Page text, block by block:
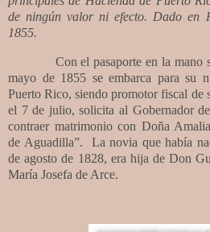
de ningún valor ni efecto. Dado en
1855.
Con el pasaporte en la mano
mayo de 1855 se embarca para su
Puerto Rico, siendo promotor fiscal de
el 7 de julio, solicita al Gobernador
contraer matrimonio con Doña
de Aguadilla”.
La novia que había
de agosto de 1828, era hija deDon
María Josefa de Arce.